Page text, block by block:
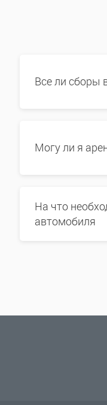
Все ли сборы
Могу ли я
На что
автомобиля